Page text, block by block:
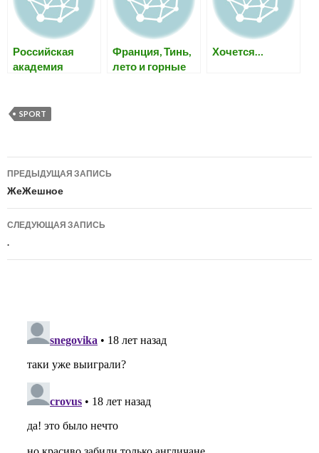
Российская
академия
Президенте РФ
Франция, Тинь,
лето и горные
Хочется…
SPORT
Навигация
по
записям
ПРЕДЫДУЩАЯ ЗАПИСЬ
ЖеЖешное
СЛЕДУЮЩАЯ ЗАПИСЬ
.